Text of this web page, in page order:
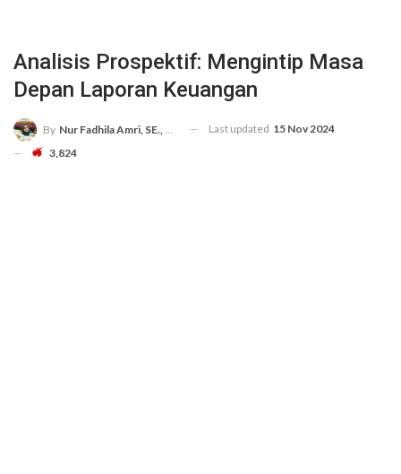
Analisis Prospektif: Mengintip Masa
Depan Laporan Keuangan
By Nur Fadhila Amri, SE., Ak., M.Si Last updated 15 Nov 2024
3,824